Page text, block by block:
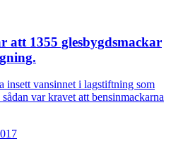
att 1355 glesbygdsmackar
insett vansinnet i lagstiftning som
var kravet att bensinmackarna